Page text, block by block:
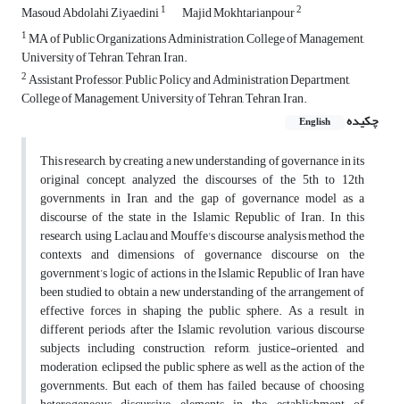
Masoud Abdolahi Ziyaedini1 Majid Mokhtarianpour2
1MA of Public Organizations Administration, College of Management,
University of Tehran, Tehran, Iran.
2Assistant Professor, Public Policy and Administration Department,
College of Management, University of Tehran, Tehran, Iran.
چکیده
English
This research, by creating a new understanding of governance in its
original concept, analyzed the discourses of the 5th to 12th
governments in Iran, and the gap of governance model as a
discourse of the state in the Islamic Republic of Iran. In this
research, using Laclau and Mouffe's discourse analysis method, the
contexts and dimensions of governance discourse on the
government’s logic of actions in the Islamic Republic of Iran have
been studied to obtain a new understanding of the arrangement of
effective forces in shaping the public sphere. As a result, in
different periods after the Islamic revolution, various discourse
subjects including construction, reform, justice-oriented, and
moderation, eclipsed the public sphere as well as the action of the
governments. But each of them has failed because of choosing